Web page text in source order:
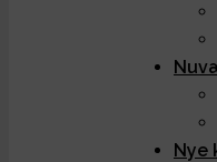
Nye